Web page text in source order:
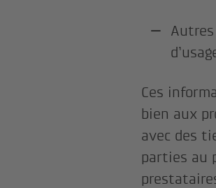
Ces
bien aux
avec des
parties au